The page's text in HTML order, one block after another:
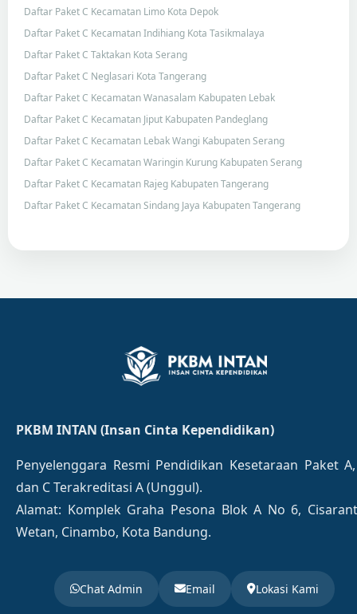
Daftar Paket C Kecamatan Limo Kota Depok
Daftar Paket C Kecamatan Indihiang Kota Tasikmalaya
Daftar Paket C Taktakan Kota Serang
Daftar Paket C Neglasari Kota Tangerang
Daftar Paket C Kecamatan Wanasalam Kabupaten Lebak
Daftar Paket C Kecamatan Jiput Kabupaten Pandeglang
Daftar Paket C Kecamatan Lebak Wangi Kabupaten Serang
Daftar Paket C Kecamatan Waringin Kurung Kabupaten Serang
Daftar Paket C Kecamatan Rajeg Kabupaten Tangerang
Daftar Paket C Kecamatan Sindang Jaya Kabupaten Tangerang
PKBM INTAN (Insan Cinta Kependidikan)
Penyelenggara Resmi Pendidikan Kesetaraan Paket
dan C Terakreditasi A (Unggul).
Alamat: Komplek Graha Pesona Blok A No 6,
Wetan, Cinambo, Kota Bandung.
Chat Admin Email Lokasi Kami